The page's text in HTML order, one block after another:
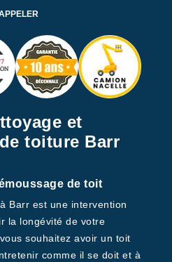
et
toiture Barr
de toit
Barr est une intervention
la longévité de votre
souhaitez avoir un toit
comme il se doit et à